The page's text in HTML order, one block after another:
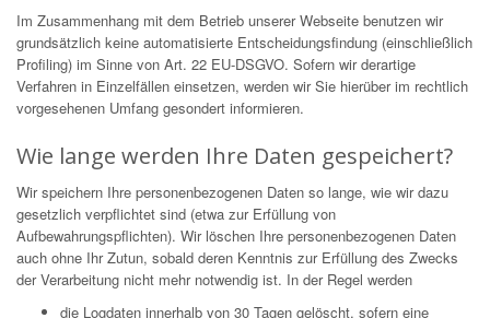
Im Zusammenhang mit dem Betrieb unserer Webseite benutzen wir
grundsätzlich keine automatisierte Entscheidungsfindung (einschließlich
Profiling) im Sinne von Art. 22 EU-DSGVO. Sofern wir derartige
Verfahren in Einzelfällen einsetzen, werden wir Sie hierüber im rechtlich
vorgesehenen Umfang gesondert informieren.
Wie lange werden Ihre Daten gespeichert?
Wir speichern Ihre personenbezogenen Daten so lange, wie wir dazu
gesetzlich verpflichtet sind (etwa zur Erfüllung von
Aufbewahrungspflichten). Wir löschen Ihre personenbezogenen Daten
auch ohne Ihr Zutun, sobald deren Kenntnis zur Erfüllung des Zwecks
der Verarbeitung nicht mehr notwendig ist. In der Regel werden
die Logdaten innerhalb von 30 Tagen gelöscht, sofern eine